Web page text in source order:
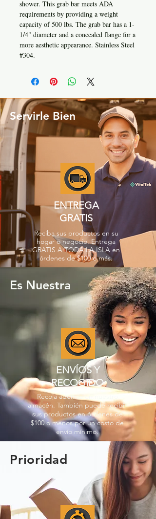
shower. This grab bar meets ADA
requirements by providing a weight
capacity of 500 lbs. The grab bar has a 1-
1/4" diameter and a concealed flange for a
more aesthetic appearance. Stainless Steel
#304.
Servirle Bien
ENTREGA
GRATIS
Reciba sus productos en su
hogar o negocio. Entrega
GRATIS A TODA LA ISLA en
órdenes de $100 o más.
Es Nuestra
ENVÍOS Y
RECOGIDO
Recoja además en nuestro
almacén. También puede recibir
sus productos en órdenes de
$100 o menos por un costo de
envío mínimo.
Prioridad